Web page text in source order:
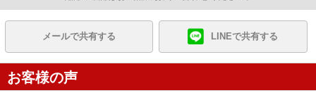
メールで共有する LINEで共有する
お客様の声